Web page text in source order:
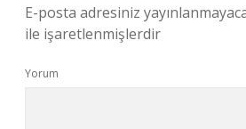
E-posta adresiniz
ile işaretlenmişlerdir
Yorum